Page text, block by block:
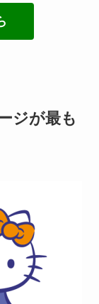
ジが最も